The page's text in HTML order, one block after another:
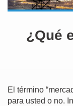
¿Qué
El término
para usted o no.